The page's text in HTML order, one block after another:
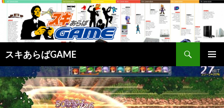
スキあらばGAME
索
メインメ
ニュー
ン
テ
ン